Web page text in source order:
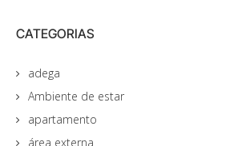
CATEGORIAS
adega
Ambiente de estar
apartamento
área externa